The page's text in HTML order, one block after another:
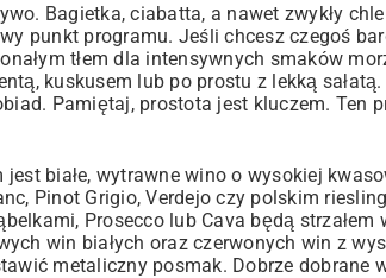
Bagietka, ciabatta, a nawet zwykły
punkt programu. Jeśli chcesz czegoś
tłem dla intensywnych smaków
kuskusem lub po prostu z lekką
. Pamiętaj, prostota jest kluczem. Ten
białe, wytrawne wino o wysokiej
Pinot Grigio, Verdejo czy polskim
Prosecco lub Cava będą strzałem
win białych oraz czerwonych win z
metaliczny posmak. Dobrze dobrane